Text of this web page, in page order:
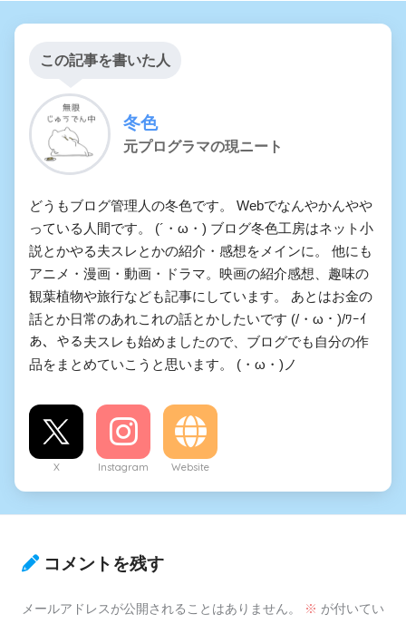
この記事を書いた人
冬色
元プログラマの現ニート
どうもブログ管理人の冬色です。 Webでなんやかんやや
っている人間です。 (´・ω・) ブログ冬色工房はネット小
説とかやる夫スレとかの紹介・感想をメインに。 他にも
アニメ・漫画・動画・ドラマ。映画の紹介感想、趣味の
観葉植物や旅行なども記事にしています。 あとはお金の
話とか日常のあれこれの話とかしたいです (/・ω・)/ﾜｰｲ
あ、やる夫スレも始めましたので、ブログでも自分の作
品をまとめていこうと思います。 (・ω・)ノ
X Instagram Website
コメントを残す
メールアドレスが公開されることはありません。 ※ が付いてい